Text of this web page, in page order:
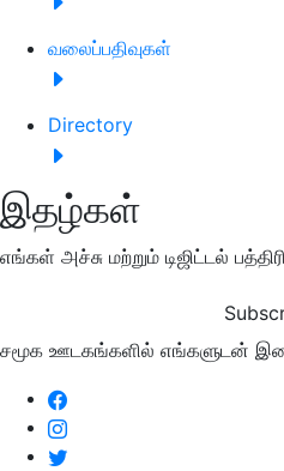
வலைப்பதிவுகள்
Directory
இதழ்கள்
எங்கள் அச்சு மற்றும் டிஜிட்டல்
சமூக ஊடகங்களில் எங்களுடன்